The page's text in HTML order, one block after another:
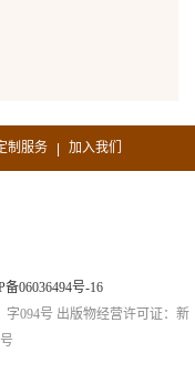
制服务 | 加入我们
备06036494号-16
094号 出版物经营许可证：新